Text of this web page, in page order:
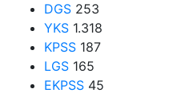
DGS 253
YKS 1.318
KPSS 187
LGS 165
EKPSS 45